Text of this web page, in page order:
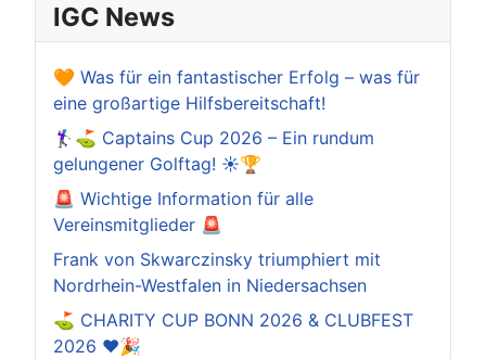
IGC News
🧡 Was für ein fantastischer Erfolg – was für
eine großartige Hilfsbereitschaft!
🏌️‍♀️⛳ Captains Cup 2026 – Ein rundum
gelungener Golftag! ☀️🏆
🚨 Wichtige Information für alle
Vereinsmitglieder 🚨
Frank von Skwarczinsky triumphiert mit
Nordrhein-Westfalen in Niedersachsen
⛳️ CHARITY CUP BONN 2026 & CLUBFEST
2026 ❤️🎉